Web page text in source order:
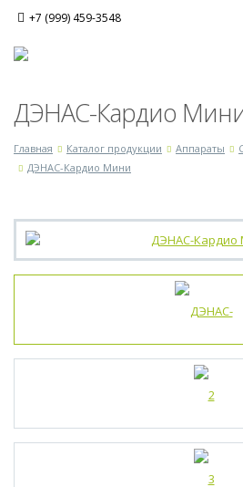
+7 (999) 459-3548
ДЭНАС-Кардио
Главная Каталог продукции Аппараты
ДЭНАС-Кардио Мини